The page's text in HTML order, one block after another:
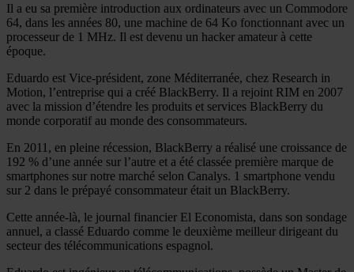
Il a eu sa première introduction aux ordinateurs avec un Commodore
64, dans les années 80, une machine de 64 Ko fonctionnant avec un
processeur de 1 MHz. Il est devenu un hacker amateur à cette
époque.
Eduardo est Vice-président, zone Méditerranée, chez Research in
Motion, l’entreprise qui a créé BlackBerry. Il a rejoint RIM en 2007
avec la mission d’étendre les produits et services BlackBerry du
monde corporatif au monde des consommateurs.
En 2011, en pleine récession, BlackBerry a réalisé une croissance de
192 % d’une année sur l’autre et a été classée première marque de
smartphones sur notre marché selon Canalys. 1 smartphone vendu
sur 2 dans le prépayé consommateur était un BlackBerry.
Cette année-là, le journal financier El Economista, dans son sondage
annuel, a classé Eduardo comme le deuxième meilleur dirigeant du
secteur des télécommunications espagnol.